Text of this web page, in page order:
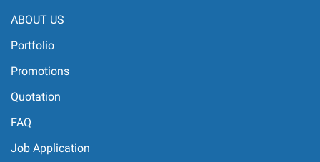
ABOUT US
Portfolio
Promotions
Quotation
FAQ
Job Application